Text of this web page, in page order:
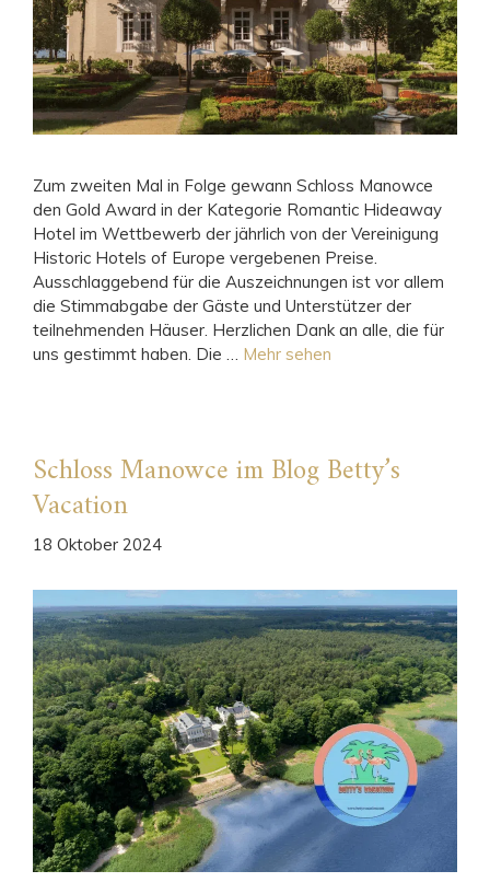
Zum zweiten Mal in Folge gewann Schloss Manowce
den Gold Award in der Kategorie Romantic Hideaway
Hotel im Wettbewerb der jährlich von der Vereinigung
Historic Hotels of Europe vergebenen Preise.
Ausschlaggebend für die Auszeichnungen ist vor allem
die Stimmabgabe der Gäste und Unterstützer der
teilnehmenden Häuser. Herzlichen Dank an alle, die für
uns gestimmt haben. Die … Mehr sehen
Schloss Manowce im Blog Betty’s
Vacation
18 Oktober 2024